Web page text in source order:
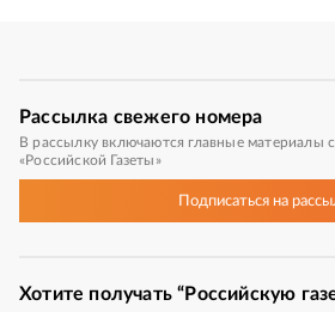
Рассылка свежего номера
В рассылку включаются главные материалы
«Российской Газеты»
Подписатьсяна
Хотите получать “Российскую